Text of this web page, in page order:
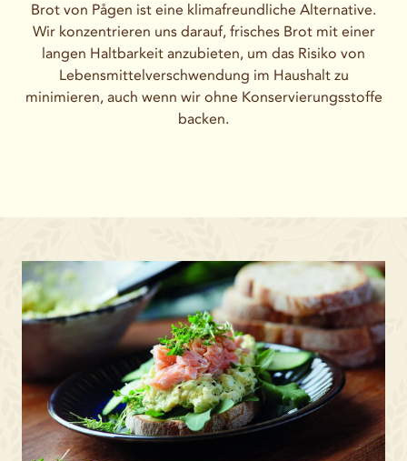
Brot von Pågen ist eine klimafreundliche Alternative.
Wir konzentrieren uns darauf, frisches Brot mit einer
langen Haltbarkeit anzubieten, um das Risiko von
Lebensmittelverschwendung im Haushalt zu
minimieren, auch wenn wir ohne Konservierungsstoffe
backen.